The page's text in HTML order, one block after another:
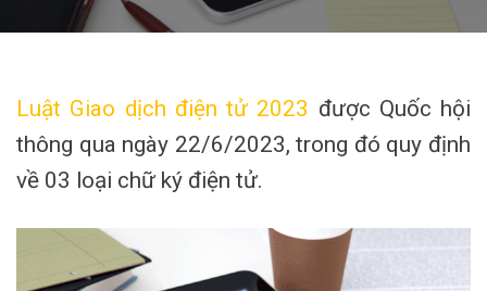
Luật Giao dịch điện tử 2023 được Quốc hội
thông qua ngày 22/6/2023, trong đó quy định
về 03 loại chữ ký điện tử.